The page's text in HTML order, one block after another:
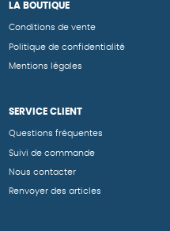
LA BOUTIQUE
Conditions de vente
Politique de confidentialité
Mentions légales
SERVICE CLIENT
Questions fréquentes
Suivi de commande
Nous contacter
Renvoyer des articles